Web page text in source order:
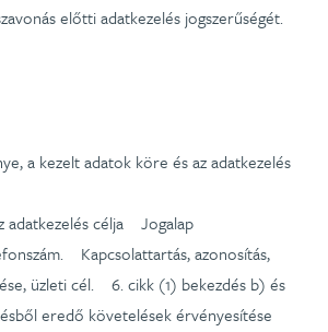
előtti adatkezelés jogszerűségét.
a kezelt adatok köre és az adatkezelés
adatkezelés célja Jogalap
Kapcsolattartás, azonosítás,
üzleti cél. 6. cikk (1) bekezdés b) és
eredő követelések érvényesítése